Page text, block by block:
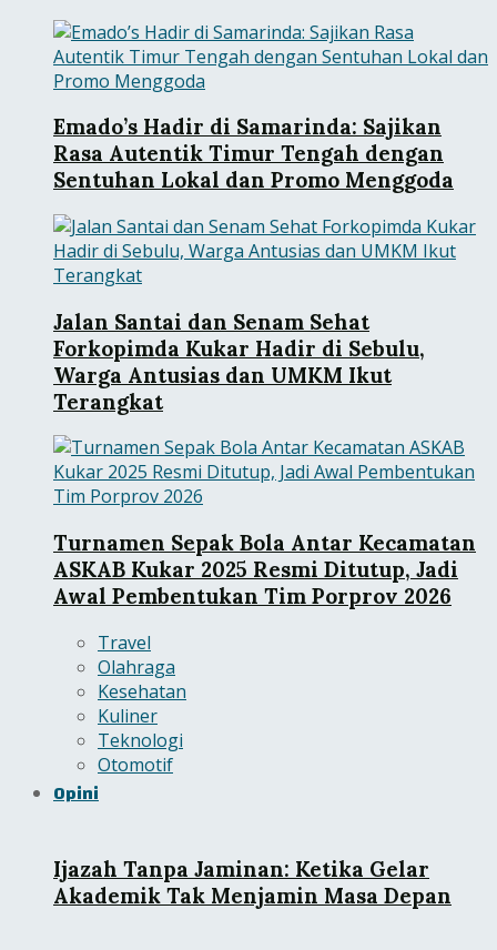
Emado’s Hadir di Samarinda: Sajikan
Rasa Autentik Timur Tengah dengan
Sentuhan Lokal dan Promo Menggoda
Jalan Santai dan Senam Sehat
Forkopimda Kukar Hadir di Sebulu,
Warga Antusias dan UMKM Ikut
Terangkat
Turnamen Sepak Bola Antar Kecamatan
ASKAB Kukar 2025 Resmi Ditutup, Jadi
Awal Pembentukan Tim Porprov 2026
Travel
Olahraga
Kesehatan
Kuliner
Teknologi
Otomotif
Opini
Ijazah Tanpa Jaminan: Ketika Gelar
Akademik Tak Menjamin Masa Depan